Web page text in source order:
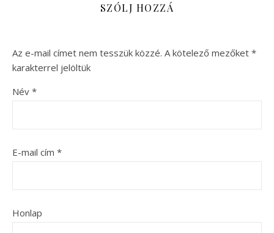
SZÓLJ HOZZÁ
Az e-mail címet nem tesszük közzé. A kötelező mezőket *
karakterrel jelöltük
Név *
E-mail cím *
Honlap